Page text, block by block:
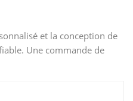
et la conception de
Une commande de